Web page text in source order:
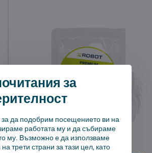
за
за да подобрим посещението ви на
работата му и да събираме
му. Възможно е да използваме
трети страни за тази цел, като